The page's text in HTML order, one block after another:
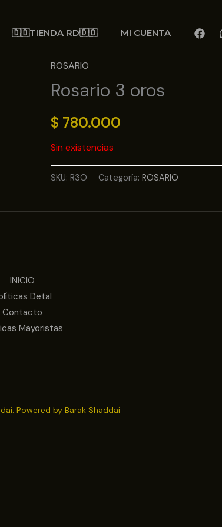
🇩🇴TIENDA RD🇩🇴 MI CUENTA
ROSARIO
Rosario 3 oros
$ 780.000
Sin existencias
SKU: R3O Categoría: ROSARIO
INICIO
Detal
Contacto
Mayoristas
Powered by Barak Shaddai